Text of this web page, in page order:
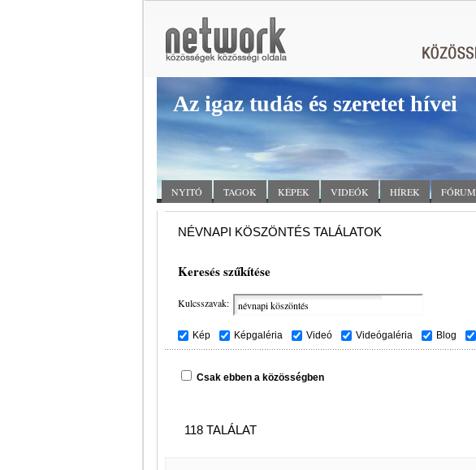
Az igaz tudás és szeretet hívei
NYITÓ TAGOK KÉPEK VIDEÓK HÍREK FÓRUM
NÉVNAPI KÖSZÖNTÉS TALÁLATOK
Keresés szűkítése
Kulcsszavak:
Kép Képgaléria Videó Videógaléria Blog
Csak ebben a közösségben
118 TALÁLAT